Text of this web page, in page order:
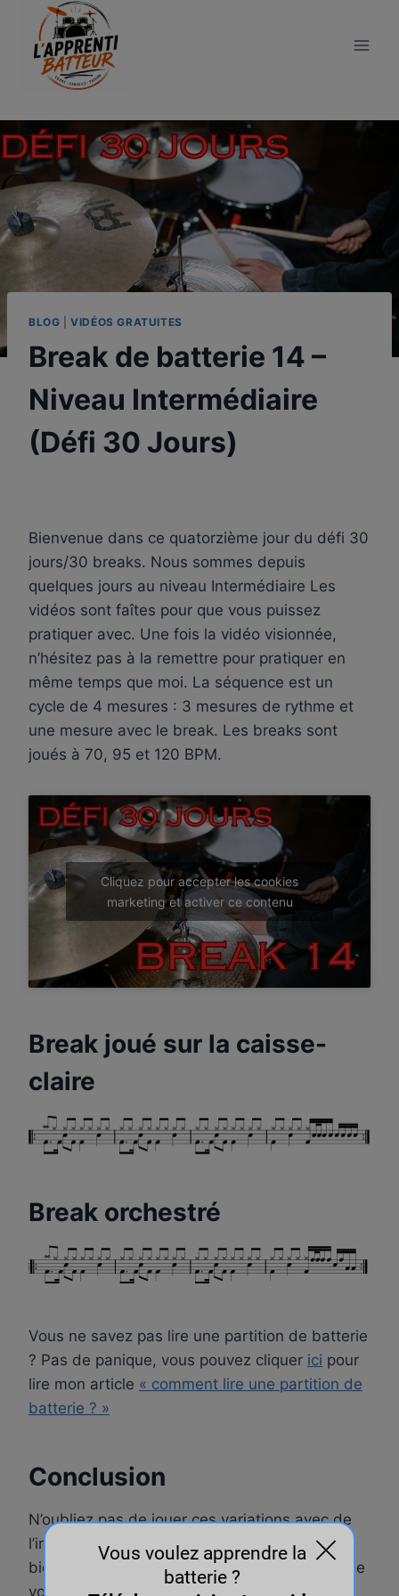
contenu
BLOG |VIDÉOS GRATUITES
Break de batterie 14 –
Niveau Intermédiaire
(Défi 30 Jours)
Bienvenue dans ce quatorzième jour du défi 30
jours/30 breaks. Nous sommes depuis
quelques jours au niveau Intermédiaire Les
vidéos sont faîtes pour que vous puissez
pratiquer avec. Une fois la vidéo visionnée,
n’hésitez pas à la remettre pour pratiquer en
même temps que moi. La séquence est un
cycle de 4 mesures : 3 mesures de rythme et
une mesure avec le break. Les breaks sont
joués à 70, 95 et 120 BPM.
Cliquez pour accepter les cookies
marketing et activer ce contenu
Break joué sur la caisse-
claire
Break orchestré
Vous ne savez pas lire une partition de batterie
? Pas de panique, vous pouvez cliquer ici pour
lire mon article « comment lire une partition de
batterie ? »
Conclusion
N’oubliez pas de jouer ces variations avec de
l’intention et une bonne énergie en relevant
bien vos baguettes, ça améliorera la qualité de
votre son et la précision de votre placement